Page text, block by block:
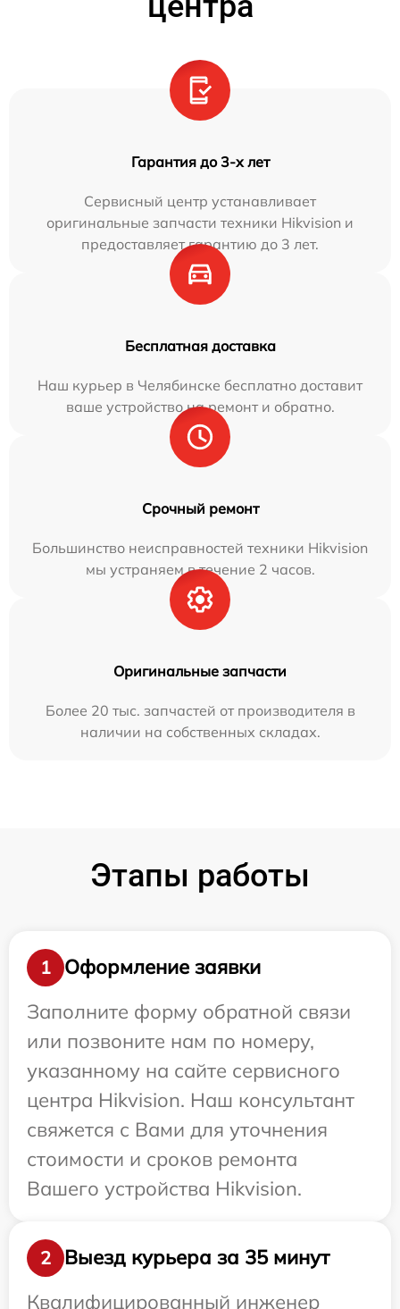
Гарантия до 3-х лет
Сервисный центр устанавливает
оригинальные запчасти техники Hikvision и
предоставляет гарантию до 3 лет.
Бесплатная доставка
Наш курьер в Челябинске бесплатно доставит
ваше устройство на ремонт и обратно.
Срочный ремонт
Большинство неисправностей техники Hikvision
мы устраняем в течение 2 часов.
Оригинальные запчасти
Более 20 тыс. запчастей от производителя в
наличии на собственных складах.
Этапы работы
1
Оформление заявки
Заполните форму обратной связи
или позвоните нам по номеру,
указанному на сайте сервисного
центра Hikvision. Наш консультант
свяжется с Вами для уточнения
стоимости и сроков ремонта
Вашего устройства Hikvision.
2
Выезд курьера за 35 минут
Квалифицированный инженер